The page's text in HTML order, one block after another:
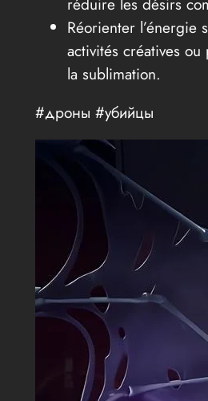
Réorienter l’énergie
activités créatives
la sublimation.
#дроны #убийцы